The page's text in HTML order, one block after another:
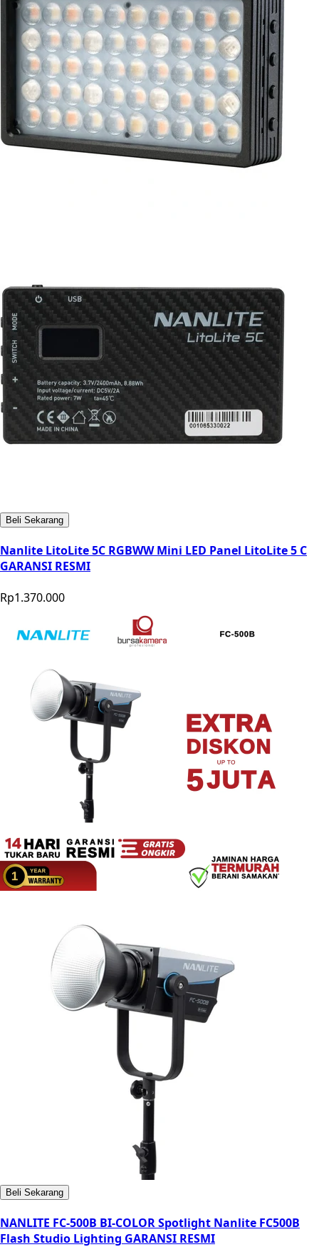
Beli Sekarang
Nanlite LitoLite 5C RGBWW Mini LED Panel LitoLite 5 C
GARANSI RESMI
Rp1.370.000
Beli Sekarang
NANLITE FC-500B BI-COLOR Spotlight Nanlite FC500B
Flash Studio Lighting GARANSI RESMI